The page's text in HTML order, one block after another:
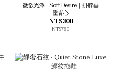
微欲光澤 • Soft Desire｜掛脖垂
墜背心
NT$300
NT$780